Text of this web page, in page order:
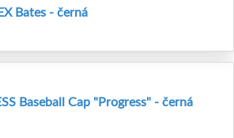
Bates - černá
Baseball Cap "Progress" - černá